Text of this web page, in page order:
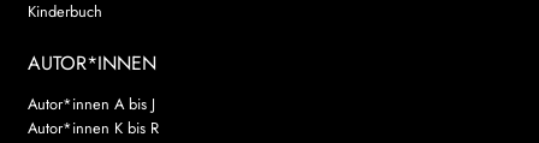
Kinderbuch
AUTOR*INNEN
Autor*innen A bis J
Autor*innen K bis R